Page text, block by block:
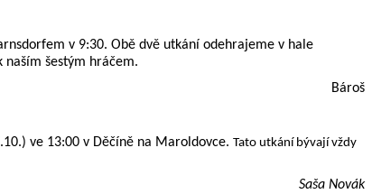
v 9:30. Obě dvě utkání odehrajeme v hale
šestým hráčem.
Bároš
ve 13:00 v Děčíně na Maroldovce. Tato utkání bývají vždy
Saša Novák